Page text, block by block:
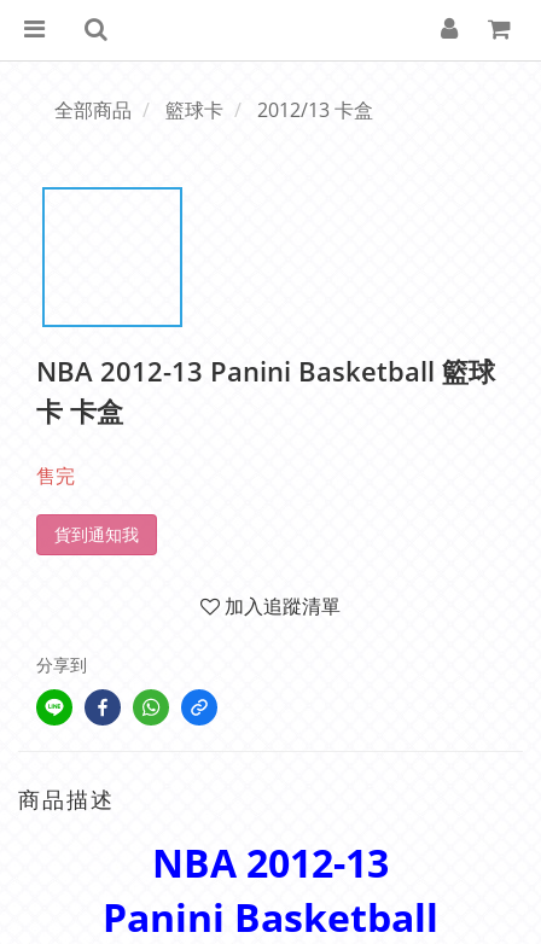
全部商品 籃球卡 2012/13 卡盒
NBA 2012-13 Panini Basketball 籃球
卡 卡盒
售完
貨到通知我
加入追蹤清單
分享到
商品描述
NBA 2012-13
Panini Basketball